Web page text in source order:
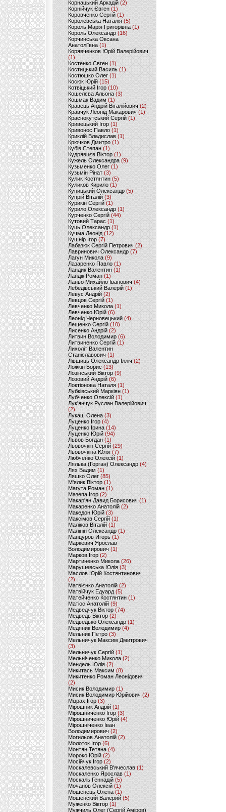
Корнацький Аркадій (2)
Корнійчук Євген (1)
Коровченко Сергій (1)
Королевська Наталія(5)
Король Марія Григорівна (1)
Король Олександр (16)
Корчинська Оксана
Анатоліївна (1)
Корявченков Юрій Валерійович
(1)
Костенко Євген (1)
Костицький Василь (1)
Костюшко Олег (1)
Косюк Юрій (15)
Котвіцький Ігор (10)
Кошелєва Альона(3)
Кошмак Вадим (1)
Кравець Андрій Віталійович (2)
Кравчук Леонід Макарович (1)
Краснокутський Сергій (1)
Кривецький Ігор (1)
Кривонос Павло (1)
Криклій Владислав (1)
Крючков Дмитро(1)
Кубів Степан(1)
Кудрявцєв Віктор (1)
Кужель Олександра (9)
Кузьменко Олег (1)
Кузьмін Рінат(3)
Кулик Костянтин(5)
Куликов Кирило (1)
Куницький Олександр (5)
Купрій Віталій (3)
Курикін Сергій(1)
Курило Олександр (1)
Курченко Сергій (44)
Кутовий Тарас (1)
Куць Олександр (1)
Кучма Леонід (12)
Кушнір Ігор(7)
Лабазюк Сергій Петрович (2)
Лавринович Олександр(7)
Лагун Микола(9)
Лазаренко Павло (1)
Ландик Валентин (1)
Ландік Роман (1)
Ланьо Михайло Іванович(4)
Лебедівський Валерій(1)
Левус Андрій(2)
Левцов Сергій (1)
Левченко Микола (1)
Левченко Юрій (6)
Леонід Черновецький (4)
Лещенко Сергій (10)
Лисенко Андрій (2)
Литвин Володимир (6)
Литвиненко Сергій (1)
Лихоліт Валентин
Станіславович (1)
Лівшиць Олександр Ілліч (2)
Ложкін Борис(13)
Лозінський Віктор(9)
Лозовий Андрій (6)
Локтіонова Наталя (1)
Лубківський Маркіян(1)
Лубченко Олексій (1)
Лук'янчук Руслан Валерійович
(2)
Лукаш Олена (3)
Луценко Ігор (4)
Луценко Ірина (14)
Луценко Юрій (94)
Львов Богдан (1)
Льовочкін Сергій (29)
Льовочкіна Юлія(7)
Любченко Олексій(1)
Лялька (Горган) Олександр(4)
Лях Вадим (1)
Ляшко Олег (85)
М'ялик Віктор(1)
Магута Роман(1)
Мазепа Ігор (2)
Макар'ян Давид Борисович(1)
Макаренко Анатолій (2)
Македон Юрій(3)
Максімов Сергій (1)
Маліков Віталій (1)
Малінін Олександр (1)
Манцуров Игорь (1)
Маркевич Ярослав
Володимирович (1)
Марков Ігор (2)
Мартиненко Микола (26)
Марушевська Юлія (3)
Маслов Юрій Костянтинович
(2)
Матвієнко Анатолій (2)
Матвійчук Едуард(5)
Матейченко Костянтин (1)
Матіос Анатолій (9)
Медведчук Віктор(74)
Медведь Віктор (2)
Медведько Олександр (1)
Медяник Володимир(4)
Мельник Петро (3)
Мельничук Максим Дмитрович
(3)
Мельничук Сергій (1)
Мельніченко Микола (2)
Мендель Юлія (2)
Микитась Максим (8)
Микитенко Роман Леонідович
(2)
Мисик Володимир (1)
Мисик Володимир Юрійович(2)
Мізрах Ігор(3)
Мірошник Андрій(1)
Мірошниченко Ігор (3)
Мірошниченко Юрій(4)
Мірошніченко Іван
Володимирович (2)
Могильов Анатолій (2)
Молоток Ігор (6)
Монтян Тетяна (4)
Мороко Юрій(2)
Мосійчук Ігор (2)
Москалевський В'ячеслав (1)
Москаленко Ярослав (1)
Москаль Геннадій (5)
Мочанов Олексій(1)
Мошенець Олена(1)
Мошенский Валерий (5)
Муженко Віктор (1)
Мужчиль Олег (Сергій Аміров)